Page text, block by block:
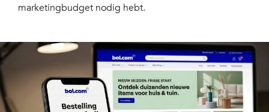
marketingbudget nodig hebt.